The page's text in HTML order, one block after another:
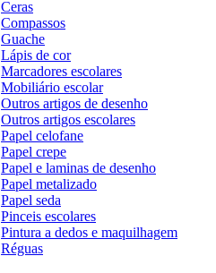
Ceras
Compassos
Guache
Lápis de cor
Marcadores escolares
Mobiliário escolar
Outros artigos de desenho
Outros artigos escolares
Papel celofane
Papel crepe
Papel e laminas de desenho
Papel metalizado
Papel seda
Pinceis escolares
Pintura a dedos e maquilhagem
Réguas